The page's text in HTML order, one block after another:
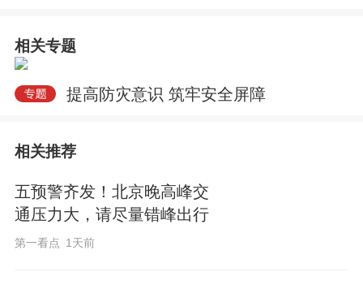
相关专题
提高防灾意识 筑牢安全屏障
相关推荐
五预警齐发！北京晚高峰交
通压力大，请尽量错峰出行
第一看点 1天前